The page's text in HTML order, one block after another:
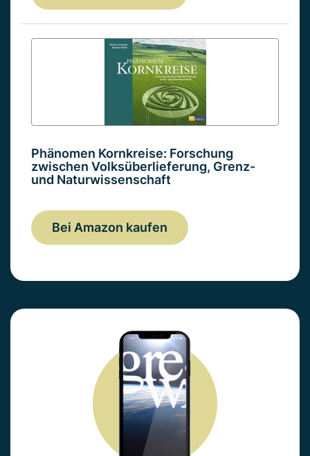
Phänomen Kornkreise: Forschung
zwischen Volksüberlieferung, Grenz-
und Naturwissenschaft
Bei Amazon kaufen